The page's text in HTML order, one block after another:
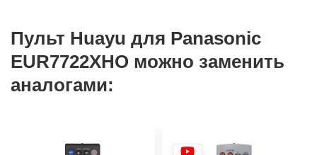
Пульт Huayu для Panasonic
EUR7722XHO можно заменить
аналогами: